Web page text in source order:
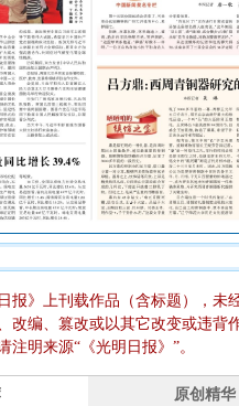
报》上刊载作品（含标题），未
改编、篡改或以其它改变或违背
注明来源“《光明日报》”。